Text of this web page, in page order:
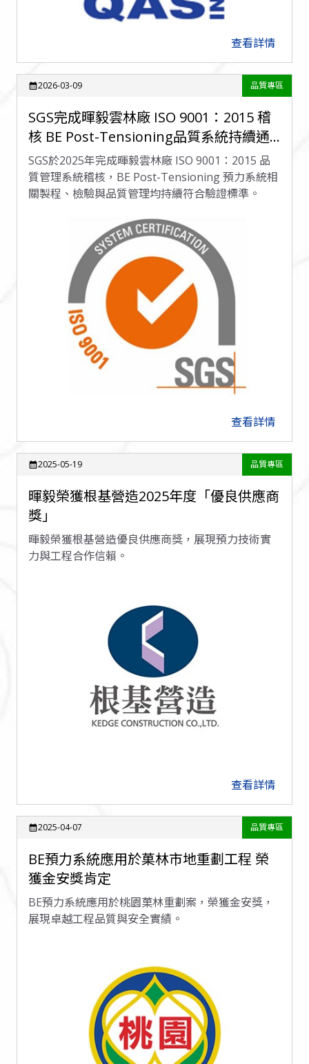
查看詳情
calendar_month2026-03-09 品質專區
SGS完成暉毅雲林廠 ISO 9001：2015 稽
核 BE Post-Tensioning品質系統持續通
過驗證
SGS於2025年完成暉毅雲林廠 ISO 9001：2015 品
質管理系統稽核，BE Post-Tensioning 預力系統相
關製程、檢驗與品質管理均持續符合驗證標準。
查看詳情
calendar_month2025-05-19 品質專區
暉毅榮獲根基營造2025年度「優良供應商
獎」
暉毅榮獲根基營造優良供應商獎，展現預力技術實
力與工程合作信賴。
查看詳情
calendar_month2025-04-07 品質專區
BE預力系統應用於菓林市地重劃工程 榮
獲金安獎肯定
BE預力系統應用於桃園菓林重劃案，榮獲金安獎，
展現卓越工程品質與安全實績。